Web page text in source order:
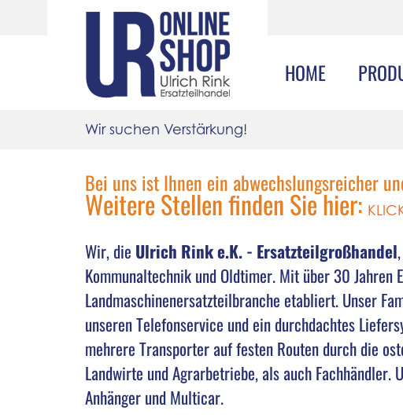
HOME
Wir suchen Verstärkung!
Bei uns ist Ihnen ein abwechslungsreicher
Weitere Stellen finden Sie hier:
Wir, die Ulrich Rink e.K. - Ersatzteilgroßhandel
Kommunaltechnik und Oldtimer. Mit über 30
Landmaschinenersatzteilbranche etabliert. Unser
unseren Telefonservice und ein durchdachtes
mehrere Transporter auf festen Routen durch die
Landwirte und Agrarbetriebe, als auch
Anhänger und Multicar.